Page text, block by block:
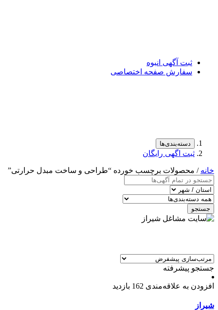
ثبت آگهی انبوه
سفارش صفحه اختصاصی
دسته‌بندی‌ها
ثبت اگهی رایگان
خانه / محصولات برچسب خورده “طراحی و ساخت مبدل حرارتی”
جستجو
جستجو پیشرفته
افزودن به علاقه‌مندی 162 بازدید
شیراز